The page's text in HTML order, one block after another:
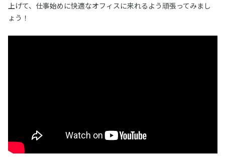
上げて、仕事始めに快適なオフィスに来れるよう頑張ってみまし
ょう！